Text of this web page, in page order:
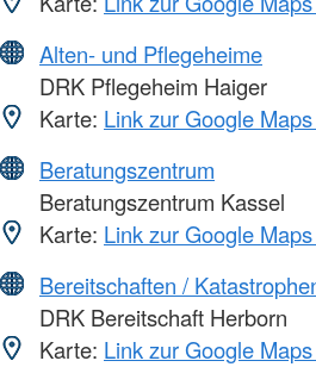
Alten- und Pflegeheime
DRK Pflegeheim Haiger
Karte: Link zur Google
Beratungszentrum
Beratungszentrum Kassel
Karte: Link zur Google
Bereitschaften /
DRK Bereitschaft Herborn
Karte: Link zur Google